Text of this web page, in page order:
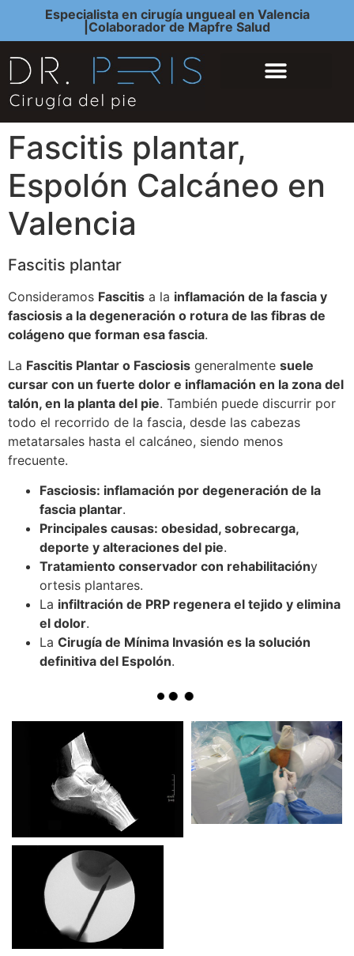
Especialista en cirugía ungueal en Valencia
|Colaborador de Mapfre Salud
Fascitis plantar,
Espolón Calcáneo en
Valencia
Fascitis plantar
Consideramos Fascitis a la inflamación de la fascia y
fasciosis a la degeneración o rotura de las fibras de
colágeno que forman esa fascia.
La Fascitis Plantar o Fasciosis generalmente suele
cursar con un fuerte dolor e inflamación en la zona del
talón, en la planta del pie. También puede discurrir por
todo el recorrido de la fascia, desde las cabezas
metatarsales hasta el calcáneo, siendo menos
frecuente.
Fasciosis: inflamación por degeneración de la
fascia plantar.
Principales causas: obesidad, sobrecarga,
deporte y alteraciones del pie.
Tratamiento conservador con rehabilitacióny
ortesis plantares.
La infiltración de PRP regenera el tejido y elimina
el dolor.
La Cirugía de Mínima Invasión es la solución
definitiva del Espolón.